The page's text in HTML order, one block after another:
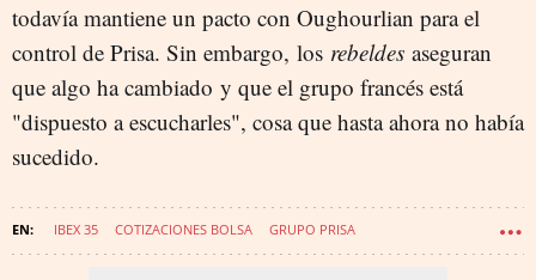
todavía mantiene un pacto con Oughourlian para el
control de Prisa. Sin embargo, los rebeldes aseguran
que algo ha cambiado y que el grupo francés está
"dispuesto a escucharles", cosa que hasta ahora no había
sucedido.
IBEX 35 COTIZACIONES BOLSA GRUPO PRISA